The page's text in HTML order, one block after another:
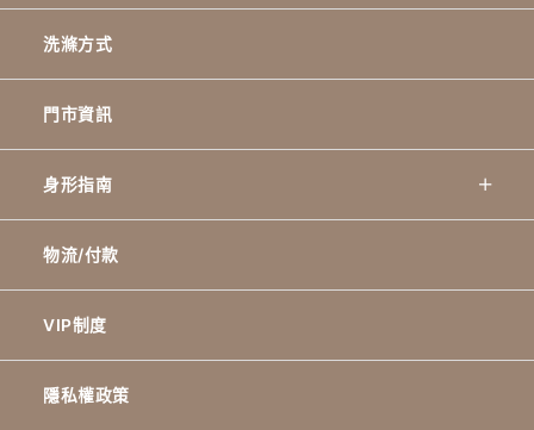
洗滌方式
門市資訊
身形指南
物流/付款
VIP制度
隱私權政策